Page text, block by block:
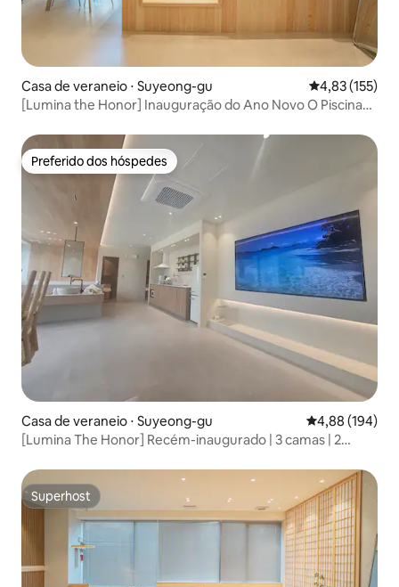
Casa de veraneio ⋅ Suyeong-gu 4,83 de uma
4,83 (155)
[Lumina the Honor] Inauguração do Ano Novo O Piscina
O 2 camas O Netflix O YouTube O Quarentena concluída
Preferido dos hóspedes
Preferido dos hóspedes
Casa de veraneio ⋅ Suyeong-gu 4,88 de uma
4,88 (194)
[Lumina The Honor] Recém-inaugurado | 3 camas | 2
Higienização completa
Superhost
Superhost